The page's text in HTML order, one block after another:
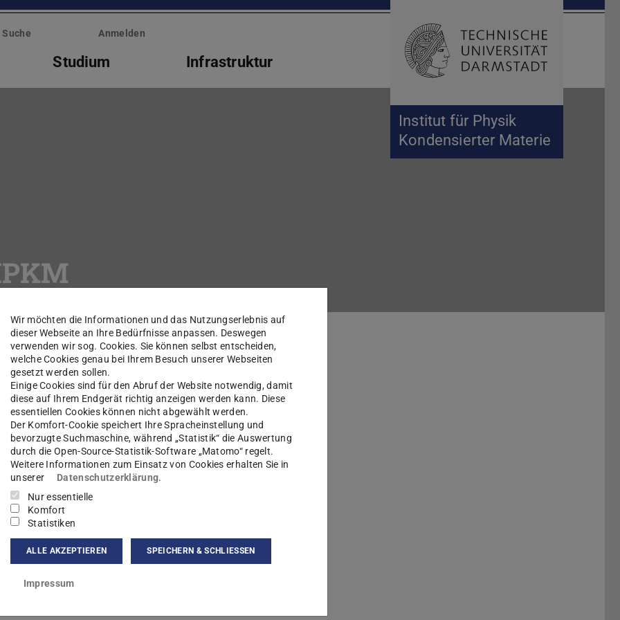
Institut für Physik
Kondensierter Materie
Suche Anmelden
Studium Infrastruktur Suche öffnen
Forschung Mitarbeiter*innen
Lara Becker
...
Wir möchten die Informationen und das Nutzungserlebnis auf
dieser Webseite an Ihre Bedürfnisse anpassen. Deswegen
verwenden wir sog. Cookies. Sie können selbst entscheiden,
welche Cookies genau bei Ihrem Besuch unserer Webseiten
gesetzt werden sollen.
Einige Cookies sind für den Abruf der Website notwendig, damit
diese auf Ihrem Endgerät richtig anzeigen werden kann. Diese
essentiellen Cookies können nicht abgewählt werden.
Der Komfort-Cookie speichert Ihre Spracheinstellung und
bevorzugte Suchmaschine, während „Statistik“ die Auswertung
durch die Open-Source-Statistik-Software „Matomo“ regelt.
Weitere Informationen zum Einsatz von Cookies erhalten Sie in
unserer
Datenschutzerklärung.
Nur essentielle
Komfort
Statistiken
ALLE AKZEPTIEREN SPEICHERN & SCHLIESSEN
Impressum